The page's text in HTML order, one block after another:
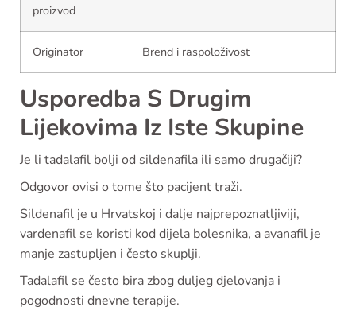
proizvod
Originator Brend i raspoloživost
Usporedba S Drugim
Lijekovima Iz Iste Skupine
Je li tadalafil bolji od sildenafila ili samo drugačiji?
Odgovor ovisi o tome što pacijent traži.
Sildenafil je u Hrvatskoj i dalje najprepoznatljiviji,
vardenafil se koristi kod dijela bolesnika, a avanafil je
manje zastupljen i često skuplji.
Tadalafil se često bira zbog duljeg djelovanja i
pogodnosti dnevne terapije.